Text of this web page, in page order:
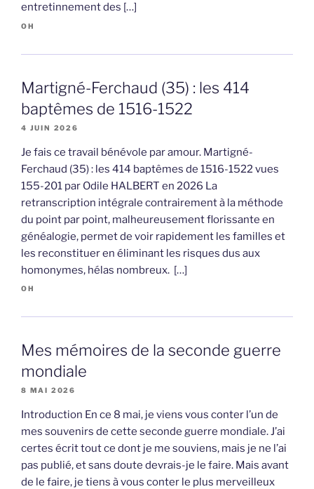
entretinnement des […]
OH
Martigné-Ferchaud (35) : les 414
baptêmes de 1516-1522
4 JUIN 2026
Je fais ce travail bénévole par amour. Martigné-
Ferchaud (35) : les 414 baptêmes de 1516-1522 vues
155-201 par Odile HALBERT en 2026 La
retranscription intégrale contrairement à la méthode
du point par point, malheureusement florissante en
généalogie, permet de voir rapidement les familles et
les reconstituer en éliminant les risques dus aux
homonymes, hélas nombreux. […]
OH
Mes mémoires de la seconde guerre
mondiale
8 MAI 2026
Introduction En ce 8 mai, je viens vous conter l’un de
mes souvenirs de cette seconde guerre mondiale. J’ai
certes écrit tout ce dont je me souviens, mais je ne l’ai
pas publié, et sans doute devrais-je le faire. Mais avant
de le faire, je tiens à vous conter le plus merveilleux